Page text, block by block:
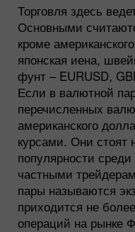
Торговля здесь
Основными
кроме
японская иена,
фунт – EURUSD,
Если в валютной
перечисленных
американского
курсами. Они стоят
популярности
частными
пары называются
приходится не
операций на рынке